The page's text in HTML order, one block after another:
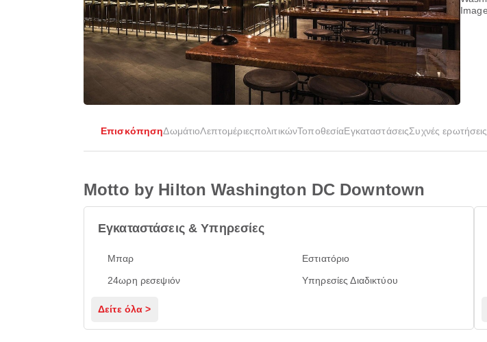
ΕπισκόπησηΔωμάτιοΛεπτομέριεςπολιτικώνΤοποθεσίαΕγκαταστάσειςΣυχνές ερωτήσεις
Motto by Hilton Washington DC Downtown
Εγκαταστάσεις & Υπηρεσίες
Μπαρ
Εστιατόριο
24ωρη ρεσεψιόν
Υπηρεσίες Διαδικτύου
Δείτε όλα >